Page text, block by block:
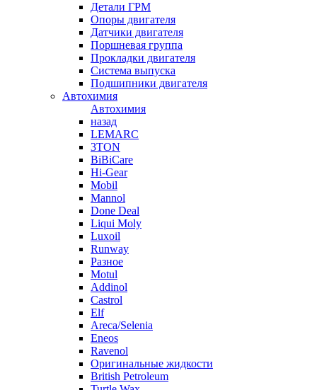
Детали ГРМ
Опоры двигателя
Датчики двигателя
Поршневая группа
Прокладки двигателя
Система выпуска
Подшипники двигателя
Автохимия
Автохимия
назад
LEMARC
3TON
BiBiCare
Hi-Gear
Mobil
Mannol
Done Deal
Liqui Moly
Luxoil
Runway
Разное
Motul
Addinol
Castrol
Elf
Areca/Selenia
Eneos
Ravenol
Оригинальные жидкости
British Petroleum